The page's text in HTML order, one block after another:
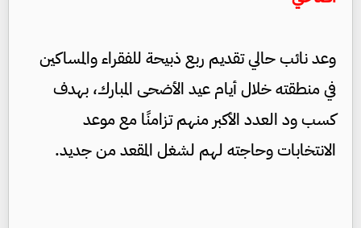
وعد نائب حالي تقديم ربع ذبيحة للفقراء والمساكين
في منطقته خلال أيام عيد الأضحى المبارك، بهدف
كسب ود العدد الأكبر منهم تزامنًا مع موعد
الانتخابات وحاجته لهم لشغل المقعد من جديد.